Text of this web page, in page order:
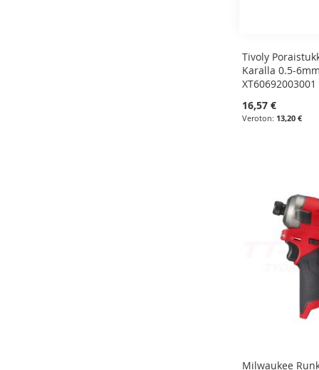
Tivoly
Karalla 0.5-
XT60692003001
16,57 €
13,20 €
Milwaukee